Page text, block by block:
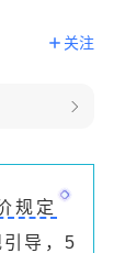
关注
规定
引导，5